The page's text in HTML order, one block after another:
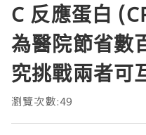
C 反應蛋白
為醫院節省數
究挑戰兩者可
瀏覽次數:49